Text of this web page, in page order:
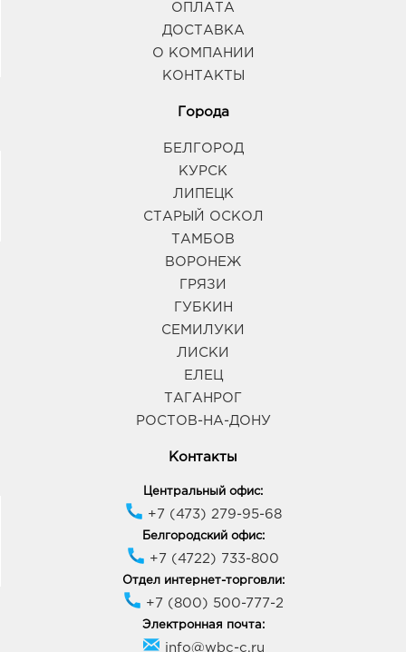
ОПЛАТА
ДОСТАВКА
О КОМПАНИИ
КОНТАКТЫ
Города
БЕЛГОРОД
КУРСК
ЛИПЕЦК
СТАРЫЙ ОСКОЛ
ТАМБОВ
ВОРОНЕЖ
ГРЯЗИ
ГУБКИН
СЕМИЛУКИ
ЛИСКИ
ЕЛЕЦ
ТАГАНРОГ
РОСТОВ-НА-ДОНУ
Контакты
Центральный офис:
+7 (473) 279-95-68
Белгородский офис:
+7 (4722) 733-800
Отдел интернет-торговли:
+7 (800) 500-777-2
Электронная почта:
info@wbc-c.ru